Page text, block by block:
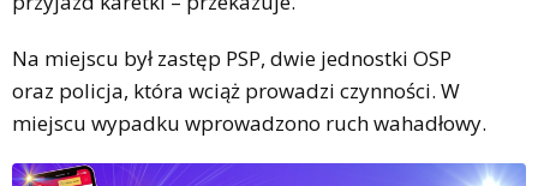
Na miejscu był zastęp PSP, dwie jednostki OSP
oraz policja, która wciąż prowadzi czynności. W
miejscu wypadku wprowadzono ruch wahadłowy.